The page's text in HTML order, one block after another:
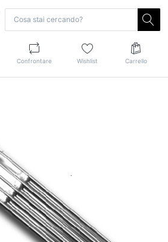
Confrontare Wishlist Carrello